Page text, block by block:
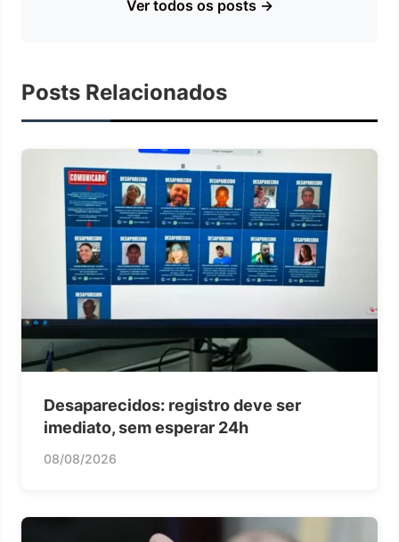
Ver todos os posts →
Posts Relacionados
Desaparecidos: registro deve ser
imediato, sem esperar 24h
08/08/2026